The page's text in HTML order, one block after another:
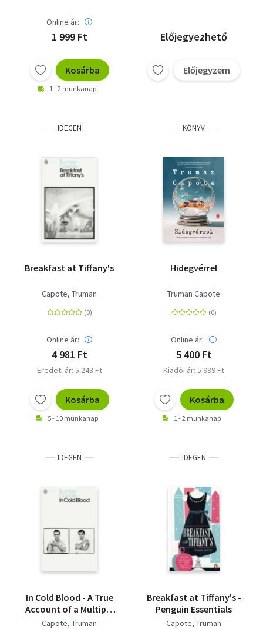
Online ár:
1 999 Ft
Kosárba
1 - 2 munkanap
Előjegyezhető
Előjegyzem
IDEGEN
Breakfast at Tiffany's
Capote, Truman
Online ár:
4 981 Ft
Eredeti ár: 5 243 Ft
Kosárba
5 - 10 munkanap
KÖNYV
Hidegvérrel
Truman Capote
Online ár:
5 400 Ft
Kiadói ár: 5 999 Ft
Kosárba
1 - 2 munkanap
IDEGEN
In Cold Blood - A True
Account of a Multiple
Murder and its
Capote, Truman
IDEGEN
Breakfast at Tiffany's -
Penguin Essentials
Capote, Truman